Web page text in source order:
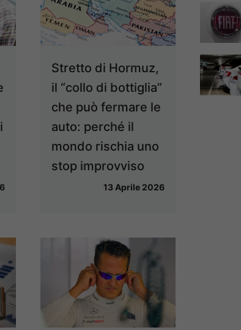
Stretto di Hormuz,
il “collo di bottiglia”
che può fermare le
auto: perché il
mondo rischia uno
stop improvviso
13 Aprile 2026